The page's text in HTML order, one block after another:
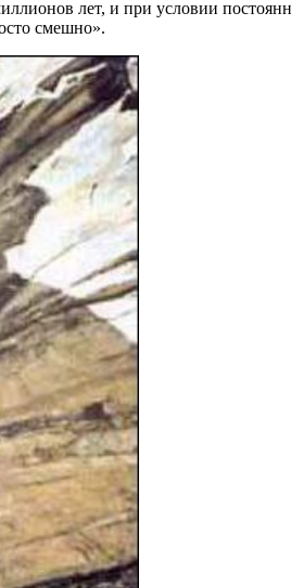
лет, и при условии
смешно».